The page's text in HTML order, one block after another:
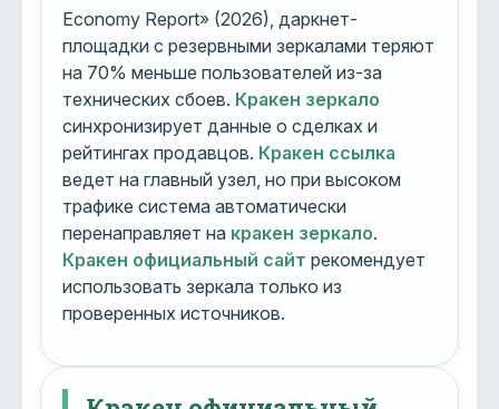
Economy Report» (2026), даркнет-
площадки с резервными зеркалами теряют
на 70% меньше пользователей из-за
технических сбоев. Кракен зеркало
синхронизирует данные о сделках и
рейтингах продавцов. Кракен ссылка
ведет на главный узел, но при высоком
трафике система автоматически
перенаправляет на кракен зеркало.
Кракен официальный сайт рекомендует
использовать зеркала только из
проверенных источников.